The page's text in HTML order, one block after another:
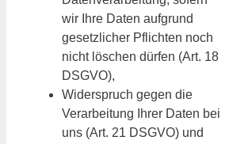
wir Ihre Daten aufgrund
gesetzlicher Pflichten noch
nicht löschen dürfen (Art. 18
DSGVO),
Widerspruch gegen die
Verarbeitung Ihrer Daten bei
uns (Art. 21 DSGVO) und